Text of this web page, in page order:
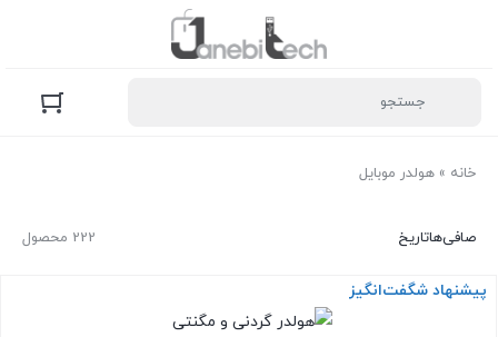
خانه » هولدر موبایل
222 محصول صافی‌هاتاریخ
پیشنهاد شگفت‌انگیز